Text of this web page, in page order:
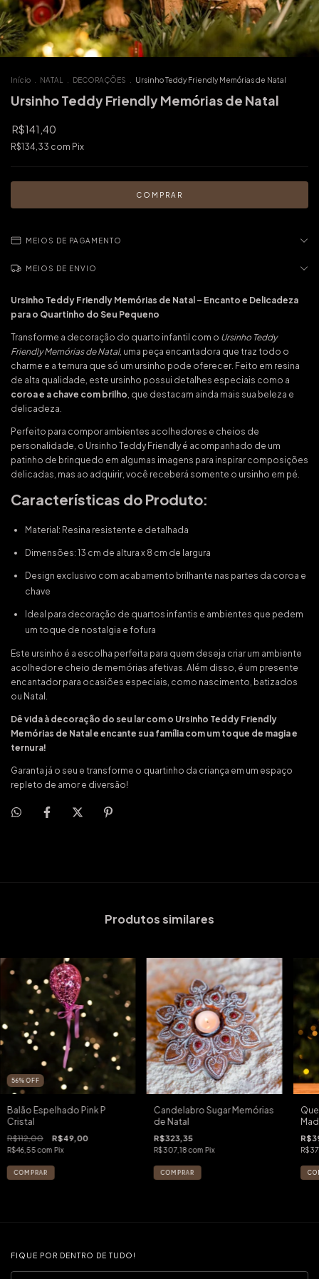
Início NATAL DECORAÇÕES Ursinho Teddy Friendly Memórias de Natal
Ursinho Teddy Friendly Memórias de Natal
R$141,40
R$134,33 com Pix
MEIOS DE PAGAMENTO
MEIOS DE ENVIO
Ursinho Teddy Friendly Memórias de Natal – Encanto e Delicadeza
para o Quartinho do Seu Pequeno
Transforme a decoração do quarto infantil com o Ursinho Teddy
Friendly Memórias de Natal, uma peça encantadora que traz todo o
charme e a ternura que só um ursinho pode oferecer. Feito em resina
de alta qualidade, este ursinho possui detalhes especiais como a
coroa e a chave com brilho, que destacam ainda mais sua beleza e
delicadeza.
Perfeito para compor ambientes acolhedores e cheios de
personalidade, o Ursinho Teddy Friendly é acompanhado de um
patinho de brinquedo em algumas imagens para inspirar composições
delicadas, mas ao adquirir, você receberá somente o ursinho em pé.
Características do Produto:
Material: Resina resistente e detalhada
Dimensões: 13 cm de altura x 8 cm de largura
Design exclusivo com acabamento brilhante nas partes da coroa e
chave
Ideal para decoração de quartos infantis e ambientes que pedem
um toque de nostalgia e fofura
Este ursinho é a escolha perfeita para quem deseja criar um ambiente
acolhedor e cheio de memórias afetivas. Além disso, é um presente
encantador para ocasiões especiais, como nascimento, batizados
ou Natal.
Dê vida à decoração do seu lar com o Ursinho Teddy Friendly
Memórias de Natal e encante sua família com um toque de magia e
ternura!
Garanta já o seu e transforme o quartinho da criança em um espaço
repleto de amor e diversão!
Produtos similares
56%OFF
Balão Espelhado Pink P
Cristal
R$112,00 R$49,00
R$46,55com Pix
Candelabro Sugar Memórias
de Natal
R$323,35
R$307,18com Pix
FIQUE POR DENTRO DE TUDO!